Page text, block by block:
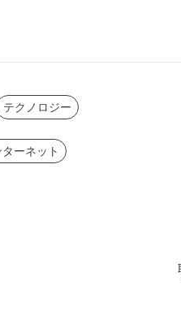
テクノロジー
ーネット